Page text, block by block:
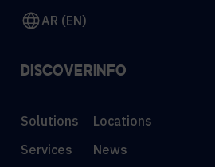
AR (EN)
DISCOVER
Solutions
Services
INFO
Locations
News